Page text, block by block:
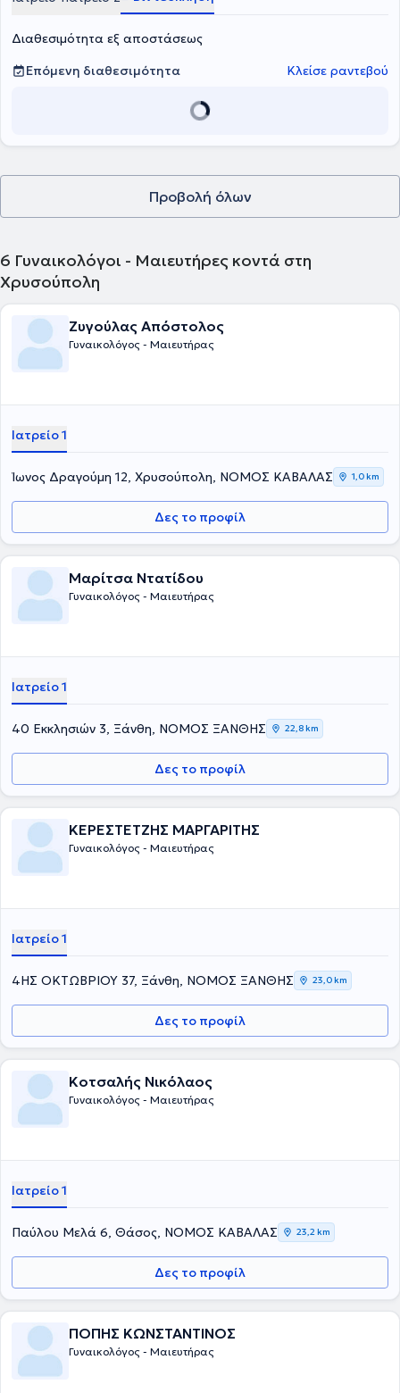
γυναικολογική υπογονιμότητα και συνεργάζεται με αρκετές
Διαθεσιμότητα εξ αποστάσεως
Επόμενη διαθεσιμότητα
Κλείσε ραντεβού
Προβολή όλων
6 Γυναικολόγοι - Μαιευτήρες κοντά στη
Χρυσούπολη
Ζυγούλας Απόστολος
Γυναικολόγος - Μαιευτήρας
Ιατρείο 1
Ίωνος Δραγούμη 12, Χρυσούπολη, ΝΟΜΟΣ ΚΑΒΑΛΑΣ 1,0 km
Δες το προφίλ
Μαρίτσα Ντατίδου
Γυναικολόγος - Μαιευτήρας
Ιατρείο 1
40 Εκκλησιών 3, Ξάνθη, ΝΟΜΟΣ ΞΑΝΘΗΣ 22,8 km
Δες το προφίλ
ΚΕΡΕΣΤΕΤΖΗΣ ΜΑΡΓΑΡΙΤΗΣ
Γυναικολόγος - Μαιευτήρας
Ιατρείο 1
4ΗΣ ΟΚΤΩΒΡΙΟΥ 37, Ξάνθη, ΝΟΜΟΣ ΞΑΝΘΗΣ 23,0 km
Δες το προφίλ
Κοτσαλής Νικόλαος
Γυναικολόγος - Μαιευτήρας
Ιατρείο 1
Παύλου Μελά 6, Θάσος, ΝΟΜΟΣ ΚΑΒΑΛΑΣ 23,2 km
Δες το προφίλ
ΠΟΠΗΣ ΚΩΝΣΤΑΝΤΙΝΟΣ
Γυναικολόγος - Μαιευτήρας